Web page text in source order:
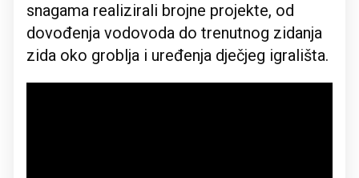
snagama realizirali brojne projekte, od
dovođenja vodovoda do trenutnog zidanja
zida oko groblja i uređenja dječjeg igrališta.